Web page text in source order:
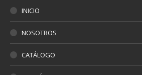
INICIO
NOSOTROS
CATÁLOGO